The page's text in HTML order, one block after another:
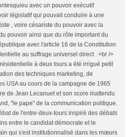
avec un pouvoir exécutif
législatif qui pouvait conduire à une
, voire césariste du pouvoir avec la
pouvoir ainsi que du rôle important du
avec l'article 16 de la Constitution
au suffrage universel direct . <br />
à deux tours a été irrigué petit
des techniques marketing, de
USA au cours de la campagne de 1965
de Jean Lecanuet et son score inattendu
"le pape" de la communication politique.
de l'entre-deux-tours inspiré des débats
entre le candidat démocrate et le
qui s'est institutionnalisé dans les mœurs